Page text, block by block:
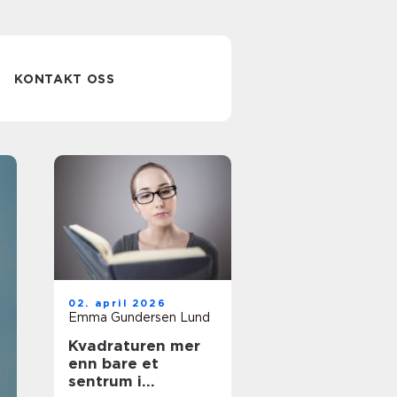
KONTAKT OSS
Lokaler til leie
slik finner du
riktig sted for
02. april 2026
Emma Gundersen Lund
Kvadraturen mer
enn bare et
sentrum i